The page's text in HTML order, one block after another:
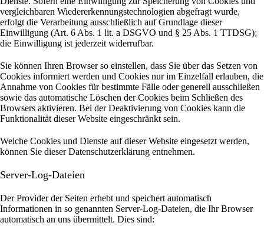
vergleichbaren Wiedererkennungstechnologien abgefragt wurde,
erfolgt die Verarbeitung ausschließlich auf Grundlage dieser
Einwilligung (Art. 6 Abs. 1 lit. a DSGVO und § 25 Abs. 1 TTDSG);
die Einwilligung ist jederzeit widerrufbar.
Sie können Ihren Browser so einstellen, dass Sie über das Setzen von
Cookies informiert werden und Cookies nur im Einzelfall erlauben, die
Annahme von Cookies für bestimmte Fälle oder generell ausschließen
sowie das automatische Löschen der Cookies beim Schließen des
Browsers aktivieren. Bei der Deaktivierung von Cookies kann die
Funktionalität dieser Website eingeschränkt sein.
Welche Cookies und Dienste auf dieser Website eingesetzt werden,
können Sie dieser Datenschutzerklärung entnehmen.
Server-Log-Dateien
Der Provider der Seiten erhebt und speichert automatisch
Informationen in so genannten Server-Log-Dateien, die Ihr Browser
automatisch an uns übermittelt. Dies sind: